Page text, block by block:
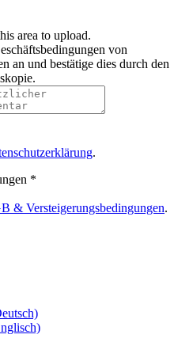
area to upload.
von
und bestätige dies durch den
.
*
& Versteigerungsbedingungen.